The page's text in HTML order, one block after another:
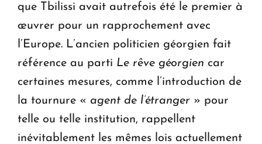
que Tbilissi avait autrefois été le premier à
œuvrer pour un rapprochement avec
l’Europe. L’ancien politicien géorgien fait
référence au parti Le rêve géorgien car
certaines mesures, comme l’introduction de
la tournure « agent de l’étranger » pour
telle ou telle institution, rappellent
inévitablement les mêmes lois actuellement